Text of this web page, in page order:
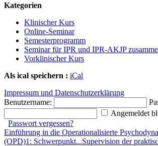
Kategorien
Klinischer Kurs
Online-Seminar
Semesterprogramm
Seminar für IPR und IPR-AKJP
Vorklinischer Kurs
Als ical speichern : iCal
Impressum und Datenschutzerklärung
Benutzername:
Angemeldet
Passwort vergessen?
Einführung in die Operationalisierte
(OPD)1: Schwerpunkt...Supervision der